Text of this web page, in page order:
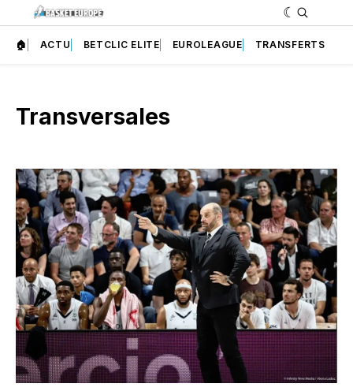
🏠 ACTU BETCLIC ELITE EUROLEAGUE TRANSFERTS
Transversales